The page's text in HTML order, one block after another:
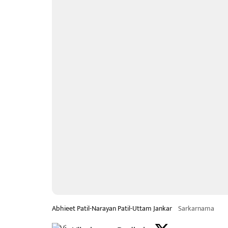
Abhieet Patil-Narayan Patil-Uttam Jankar Sarkarnama